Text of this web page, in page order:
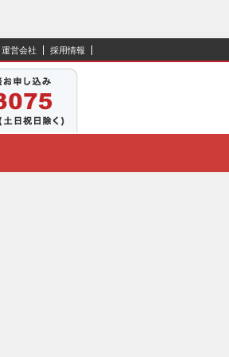
運営会社 採用情報